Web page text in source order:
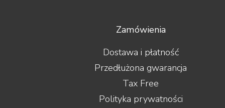
Zamówienia
Dostawa i płatność
Przedłużona gwarancja
Tax Free
Polityka prywatności